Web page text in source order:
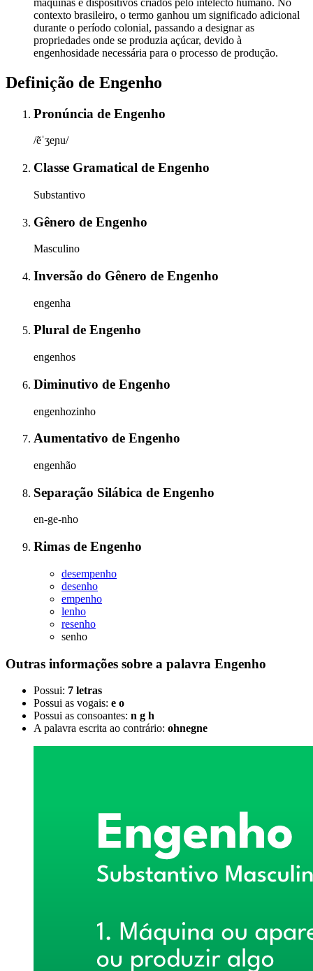
contexto brasileiro, o termo ganhou um significado adicional
durante o período colonial, passando a designar as
propriedades onde se produzia açúcar, devido à
engenhosidade necessária para o processo de produção.
Definição de Engenho
Pronúncia de Engenho
/ẽˈʒeɲu/
Classe Gramatical de Engenho
Substantivo
Gênero de Engenho
Masculino
Inversão do Gênero de Engenho
engenha
Plural de Engenho
engenhos
Diminutivo de Engenho
engenhozinho
Aumentativo de Engenho
engenhão
Separação Silábica de Engenho
en-ge-nho
Rimas de Engenho
desempenho
desenho
empenho
lenho
resenho
senho
Outras informações sobre a palavra Engenho
Possui: 7 letras
Possui as vogais: e o
Possui as consoantes: n g h
A palavra escrita ao contrário: ohnegne